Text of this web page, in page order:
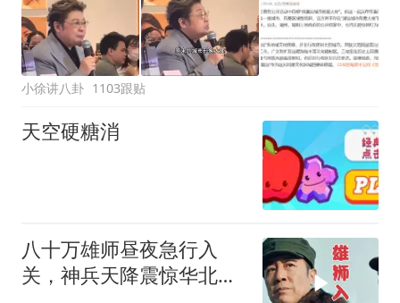
小徐讲八卦 1103跟贴
天空硬糖消
八十万雄师昼夜急行入
关，神兵天降震惊华北敌